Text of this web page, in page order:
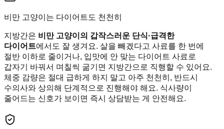
비만 고양이는 다이어트도 천천히
지방간은 비만 고양이의 갑작스러운 단식·급격한
다이어트에서도 잘 생겨요. 살을 빼겠다고 사료를 한 번에
절반 이하로 줄이거나, 입맛에 안 맞는 다이어트 사료로
갑자기 바꿔서 며칠씩 굶기면 지방간으로 직행할 수 있어요.
체중 감량은 절대 급하게 하지 말고 아주 천천히, 반드시
수의사와 상의해 단계적으로 진행해야 해요. 식사량이
줄어드는 신호가 보이면 즉시 상담받는 게 안전해요.